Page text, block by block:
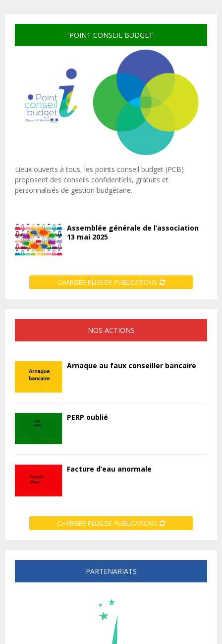
POINT CONSEIL BUDGET
Lieux ouverts à tous, les points conseil budget (PCB)
proposent des conseils confidentiels, gratuits et
personnalisés de gestion budgétaire.
Assemblée générale de l’association
13 mai 2025
CHARGER PLUS DE PUBLICATIONS
NOS ACTIONS
Arnaque au faux conseiller bancaire
PERP oublié
Facture d’eau anormale
CHARGER PLUS DE PUBLICATIONS
PARTENARIATS